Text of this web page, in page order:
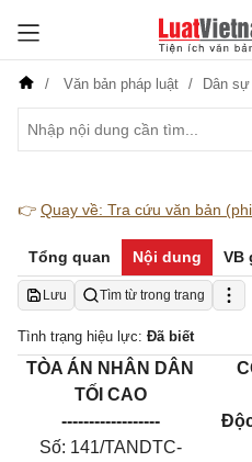
Văn bản pháp luật Dân sự
👉 Quay về: Tra cứu văn bản
Tổng quan Nội dung VB
Lưu Tìm từ trong trang
Tình trạng hiệu lực: Đã biết
TÒA ÁN NHÂN DÂN
TỐI CAO
------------------
Số: 141/TANDTC-